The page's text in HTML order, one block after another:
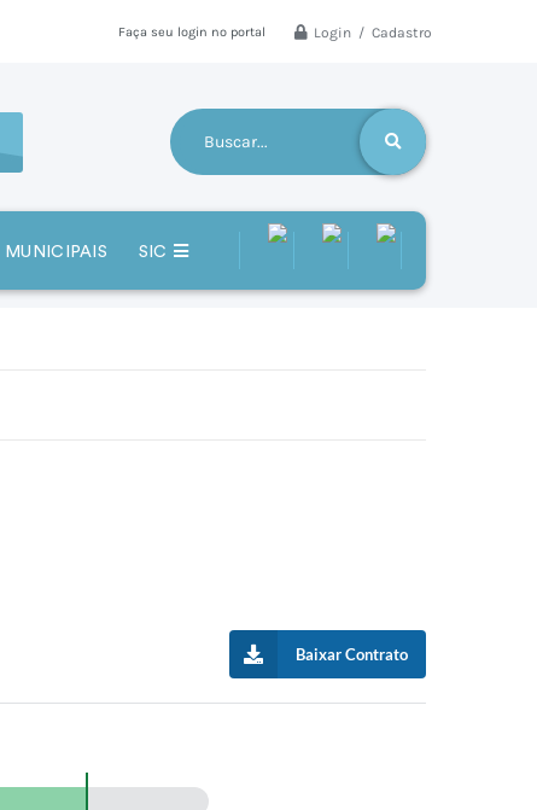
Faça seu login no portal Login / Cadastro
MUNICIPAIS SIC
Baixar Contrato